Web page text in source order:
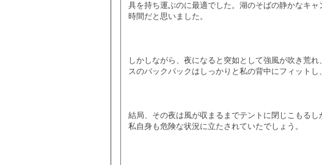
具を持ち運ぶのに最適でした。湖のそばの静かなキ
時間だと思いました。
しかしながら、夜になると突如として強風が吹き荒
スのバックパックはしっかりと私の背中にフィット
結局、その夜は風が収まるまでテントに閉じこもる
私自身も危険な状況に立たされていたでしょう。